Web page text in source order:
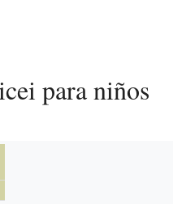
para niños